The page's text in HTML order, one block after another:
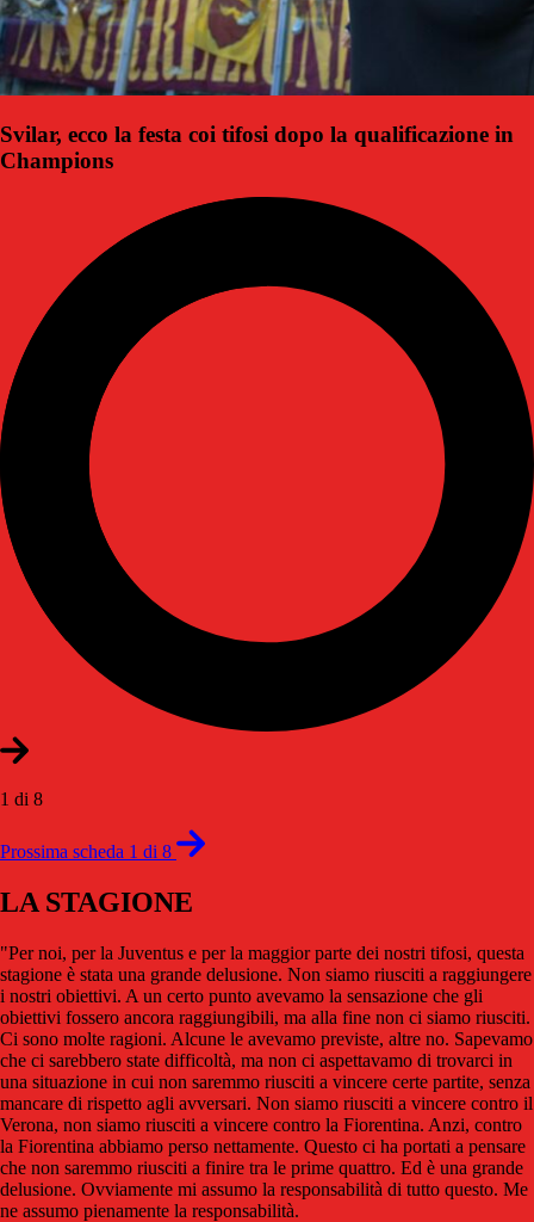
Svilar, ecco la festa coi tifosi dopo la qualificazione in
Champions
1 di 8
Prossima scheda 1 di 8
LA STAGIONE
"Per noi, per la Juventus e per la maggior parte dei nostri tifosi, questa
stagione è stata una grande delusione. Non siamo riusciti a raggiungere
i nostri obiettivi. A un certo punto avevamo la sensazione che gli
obiettivi fossero ancora raggiungibili, ma alla fine non ci siamo riusciti.
Ci sono molte ragioni. Alcune le avevamo previste, altre no. Sapevamo
che ci sarebbero state difficoltà, ma non ci aspettavamo di trovarci in
una situazione in cui non saremmo riusciti a vincere certe partite, senza
mancare di rispetto agli avversari. Non siamo riusciti a vincere contro il
Verona, non siamo riusciti a vincere contro la Fiorentina. Anzi, contro
la Fiorentina abbiamo perso nettamente. Questo ci ha portati a pensare
che non saremmo riusciti a finire tra le prime quattro. Ed è una grande
delusione. Ovviamente mi assumo la responsabilità di tutto questo. Me
ne assumo pienamente la responsabilità.